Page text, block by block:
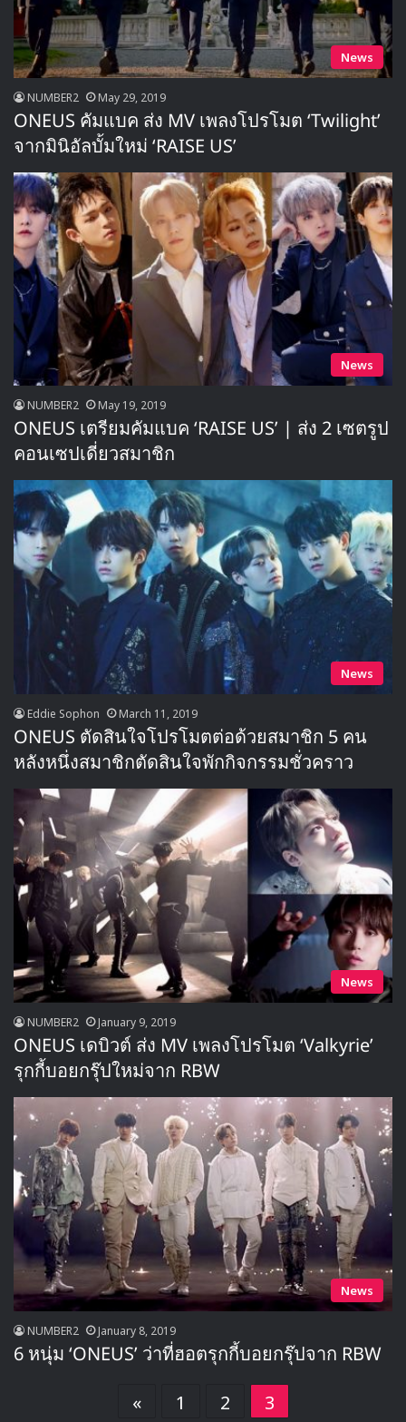
News
NUMBER2 May 29, 2019
ONEUS คัมแบค ส่ง MV เพลงโปรโมต ‘Twilight’
จากมินิอัลบั้มใหม่ ‘RAISE US’
News
NUMBER2 May 19, 2019
ONEUS เตรียมคัมแบค ‘RAISE US’ | ส่ง 2 เซตรูป
คอนเซปเดี่ยวสมาชิก
News
Eddie Sophon March 11, 2019
ONEUS ตัดสินใจโปรโมตต่อด้วยสมาชิก 5 คน
หลังหนึ่งสมาชิกตัดสินใจพักกิจกรรมชั่วคราว
News
NUMBER2 January 9, 2019
ONEUS เดบิวต์ ส่ง MV เพลงโปรโมต ‘Valkyrie’
รุกกี้บอยกรุ๊ปใหม่จาก RBW
News
NUMBER2 January 8, 2019
6 หนุ่ม ‘ONEUS’ ว่าที่ฮอตรุกกี้บอยกรุ๊ปจาก RBW
« 1 2 3